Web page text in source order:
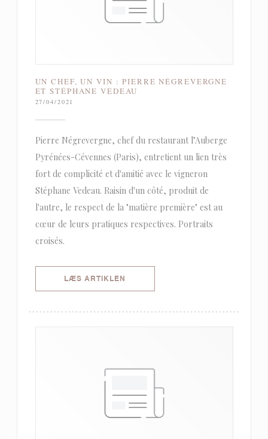
UN CHEF, UN VIN : PIERRE NÉGREVERGNE
ET STÉPHANE VEDEAU
27/04/2021
Pierre Négrevergne, chef du restaurant l’Auberge
Pyrénées-Cévennes (Paris), entretient un lien très
fort de complicité et d'amitié avec le vigneron
Stéphane Vedeau. Raisin d'un côté, produit de
l'autre, le respect de la "matière première" est au
cœur de leurs pratiques respectives. Portraits
croisés.
LÆS ARTIKLEN